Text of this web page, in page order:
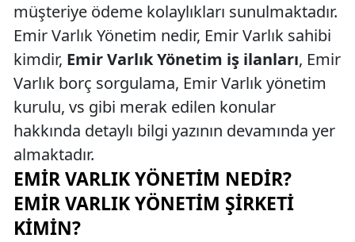
müşteriye ödeme kolaylıkları sunulmaktadır.
Emir Varlık Yönetim nedir, Emir Varlık sahibi
kimdir, Emir Varlık Yönetim iş ilanları, Emir
Varlık borç sorgulama, Emir Varlık yönetim
kurulu, vs gibi merak edilen konular
hakkında detaylı bilgi yazının devamında yer
almaktadır.
EMIR VARLIK YÖNETIM NEDIR?
EMIR VARLIK YÖNETIM ŞIRKETI
KIMIN?